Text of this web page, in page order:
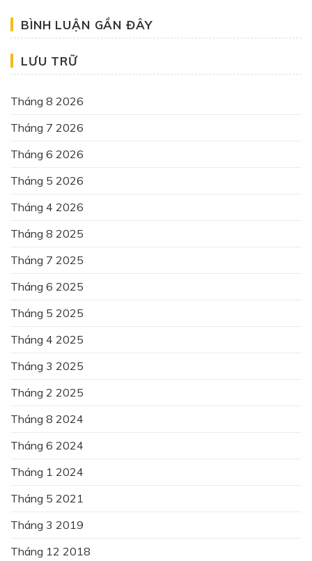
BÌNH LUẬN GẦN ĐÂY
LƯU TRỮ
Tháng 8 2026
Tháng 7 2026
Tháng 6 2026
Tháng 5 2026
Tháng 4 2026
Tháng 8 2025
Tháng 7 2025
Tháng 6 2025
Tháng 5 2025
Tháng 4 2025
Tháng 3 2025
Tháng 2 2025
Tháng 8 2024
Tháng 6 2024
Tháng 1 2024
Tháng 5 2021
Tháng 3 2019
Tháng 12 2018